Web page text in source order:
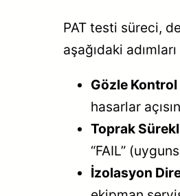
PAT testi süreci,
aşağıdaki
Gözle
hasarlar
Toprak
“FAIL”
İzolasyon